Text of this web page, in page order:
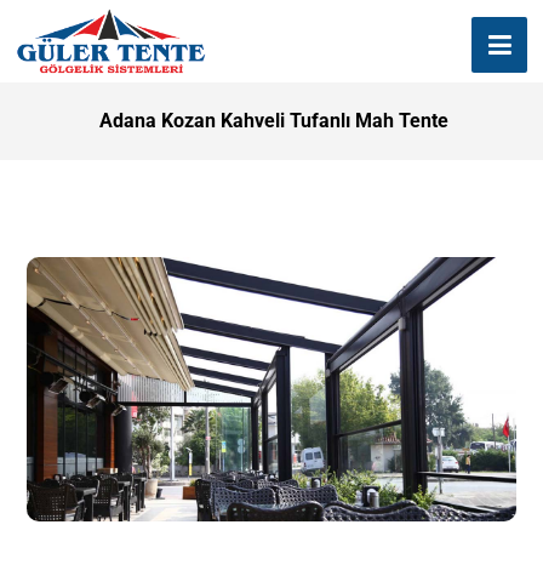
Adana Kozan Kahveli Tufanlı Mah Tente